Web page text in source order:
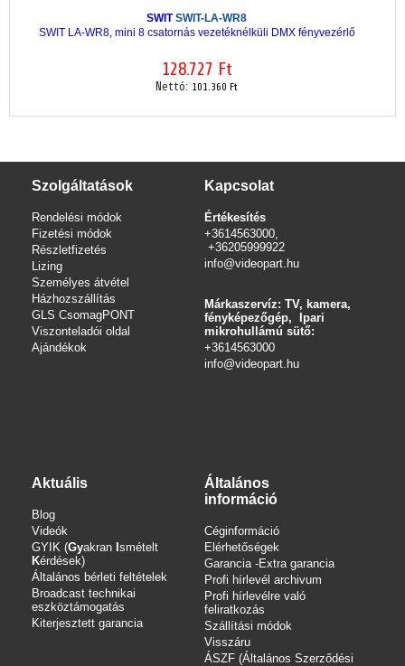
SWITSWIT-LA-WR8
SWIT LA-WR8, mini 8 csatornás vezetéknélküli DMX fényvezérlő
128.727 Ft
Nettó: 101.360 Ft
Szolgáltatások
Rendelési módok
Fizetési módok
Részletfizetés
Lizing
Személyes átvétel
Házhozszállítás
GLS CsomagPONT
Viszonteladói oldal
Ajándékok
Kapcsolat
Értékesítés
+3614563000,
+36205999922
info@videopart.hu
Márkaszervíz: TV, kamera,
fényképezőgép, Ipari
mikrohullámú sütő:
+3614563000
info@videopart.hu
Aktuális
Blog
Videók
GYIK (Gyakran smételt
Kérdések)
Általános bérleti feltételek
Broadcast technikai
eszköztámogatás
Kiterjesztett garancia
Általános
információ
Céginformáció
Elérhetőségek
Garancia -Extra garancia
Profi hírlevél archivum
Profi hírlevélre való
feliratkozás
Szállítási módok
Visszáru
ÁSZF (Általános Szerződési